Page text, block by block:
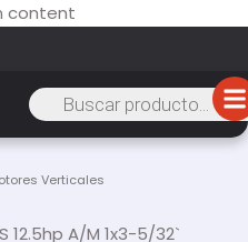
content
Verticales